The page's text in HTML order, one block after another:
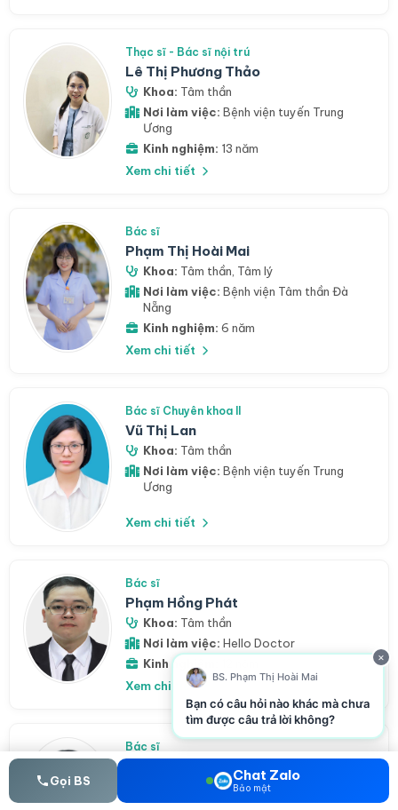
Thạc sĩ - Bác sĩ nội trú
Lê Thị Phương Thảo
Khoa: Tâm thần
Nơi làm việc: Bệnh viện tuyến Trung
Ương
Kinh nghiệm: 13 năm
Xem chi tiết
Bác sĩ
Phạm Thị Hoài Mai
Khoa: Tâm thần Tâm lý
Nơi làm việc: Bệnh viện Tâm thần Đà
Nẵng
Kinh nghiệm: 6 năm
Xem chi tiết
Bác sĩ Chuyên khoa II
Vũ Thị Lan
Khoa: Tâm thần
Nơi làm việc: Bệnh viện tuyến Trung
Ương
Xem chi tiết
Bác sĩ
Phạm Hồng Phát
Khoa: Tâm thần
Nơi làm việc: Hello Doctor
Kinh nghiệm:
Xem chi tiết
Bác sĩ
Tâm thần
Nơi làm việc:Hello Doctor
×
BS. Phạm Thị Hoài Mai
Bạn có câu hỏi nào khác mà chưa
tìm được câu trả lời không?
Gọi BS Chat Zalo
Bảo mật